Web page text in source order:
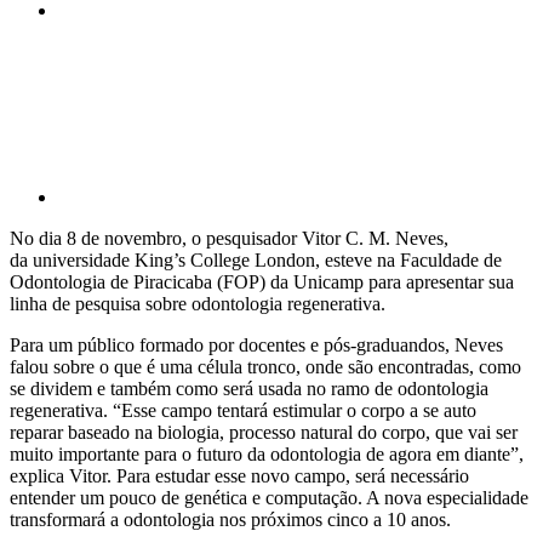
No dia 8 de novembro, o pesquisador Vitor C. M. Neves,
da universidade King’s College London, esteve na Faculdade de
Odontologia de Piracicaba (FOP) da Unicamp para apresentar sua
linha de pesquisa sobre odontologia regenerativa.
Para um público formado por docentes e pós-graduandos, Neves
falou sobre o que é uma célula tronco, onde são encontradas, como
se dividem e também como será usada no ramo de odontologia
regenerativa. “Esse campo tentará estimular o corpo a se auto
reparar baseado na biologia, processo natural do corpo, que vai ser
muito importante para o futuro da odontologia de agora em diante”,
explica Vitor. Para estudar esse novo campo, será necessário
entender um pouco de genética e computação. A nova especialidade
transformará a odontologia nos próximos cinco a 10 anos.